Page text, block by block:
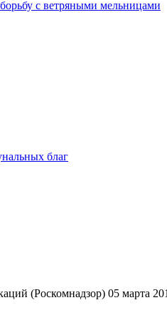
с ветряными мельницами
благ
(Роскомнадзор) 05 марта